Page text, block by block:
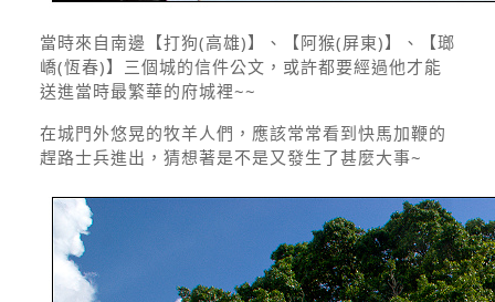
當時來自南邊【打狗(高雄)】、【阿猴(屏東)】、【瑯
嶠(恆春)】三個城的信件公文，或許都要經過他才能
送進當時最繁華的府城裡~~
在城門外悠晃的牧羊人們，應該常常看到快馬加鞭的
趕路士兵進出，猜想著是不是又發生了甚麼大事~